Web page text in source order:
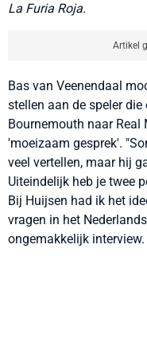
La Furia Roja.
Artikel
Bas van Veenendaal
stellen aan de speler
Bournemouth naar Real
'moeizaam gesprek'.
veel vertellen, maar hij
Uiteindelijk heb je twee
Bij Huijsen had ik het
vragen in het
ongemakkelijk interview.